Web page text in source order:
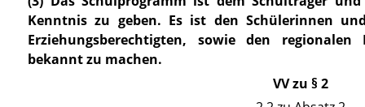
Kenntnis zu geben. Es ist den Schülerinnen
Erziehungsberechtigten, sowie den
bekannt zu machen.
VV zu § 2